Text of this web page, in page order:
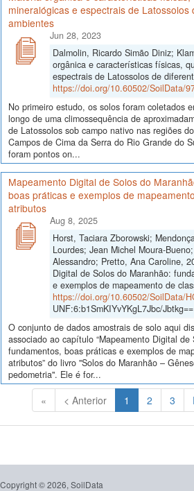
mineralógicas e espectrais de Latossolos
ambientes
Jun 28, 2023
Dalmolin, Ricardo Simão Diniz;
orgânica e características físicas,
espectrais de Latossolos de
https://doi.org/10.60502/SoilData/
No primeiro estudo, os solos foram coletados
longo de uma climossequência de
de Latossolos sob campo nativo nas regiões
Campos de Cima da Serra do Rio Grande do
foram pontos on...
Mapeamento Digital de Solos do
boas práticas e exemplos de
atributos
Aug 8, 2025
Horst, Taciara Zborowski;
Lourdes; Jean Michel Moura-
Alessandro; Pretto, Ana Caroline,
Digital de Solos do Maranhão:
e exemplos de mapeamento de
https://doi.org/10.60502/SoilData/
UNF:6:b1SmKIYvYKgL7Jbc/
O conjunto de dados amostrais de solo aqui
associado ao capítulo “Mapeamento Digital de
fundamentos, boas práticas e exemplos de
atributos” do livro "Solos do Maranhão –
pedometria". Ele é for...
« < Anterior 1 (Atual)
2 3
Copyright © 2026, SoilData